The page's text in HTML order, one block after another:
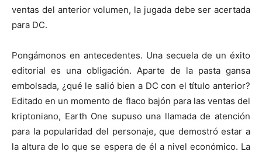
ventas del anterior volumen, la jugada debe ser acertada
para DC.
Pongámonos en antecedentes. Una secuela de un éxito
editorial es una obligación. Aparte de la pasta gansa
embolsada, ¿qué le salió bien a DC con el título anterior?
Editado en un momento de flaco bajón para las ventas del
kriptoniano, Earth One supuso una llamada de atención
para la popularidad del personaje, que demostró estar a
la altura de lo que se espera de él a nivel económico. La